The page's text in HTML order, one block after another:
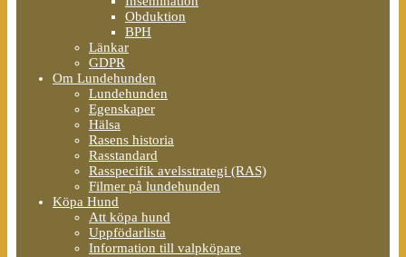
Obduktion
BPH
Länkar
GDPR
Om Lundehunden
Lundehunden
Egenskaper
Hälsa
Rasens historia
Rasstandard
Rasspecifik avelsstrategi (RAS)
Filmer på lundehunden
Köpa Hund
Att köpa hund
Uppfödarlista
Information till valpköpare